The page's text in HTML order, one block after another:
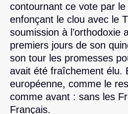
contournant ce vote par le
enfonçant le clou avec le
soumission à l’orthodoxie
premiers jours de son
son tour les promesses
avait été fraîchement élu.
européenne, comme le
comme avant : sans les
Français.